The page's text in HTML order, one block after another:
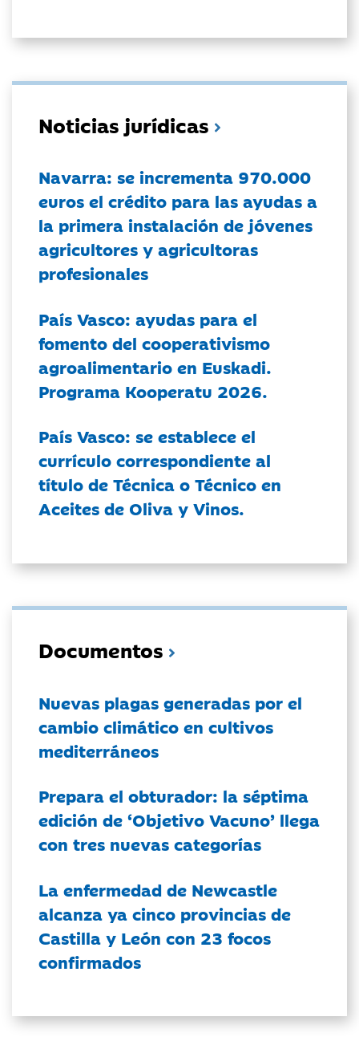
Noticias jurídicas
Navarra: se incrementa 970.000
euros el crédito para las ayudas a
la primera instalación de jóvenes
agricultores y agricultoras
profesionales
País Vasco: ayudas para el
fomento del cooperativismo
agroalimentario en Euskadi.
Programa Kooperatu 2026.
País Vasco: se establece el
currículo correspondiente al
título de Técnica o Técnico en
Aceites de Oliva y Vinos.
Documentos
Nuevas plagas generadas por el
cambio climático en cultivos
mediterráneos
Prepara el obturador: la séptima
edición de ‘Objetivo Vacuno’ llega
con tres nuevas categorías
La enfermedad de Newcastle
alcanza ya cinco provincias de
Castilla y León con 23 focos
confirmados